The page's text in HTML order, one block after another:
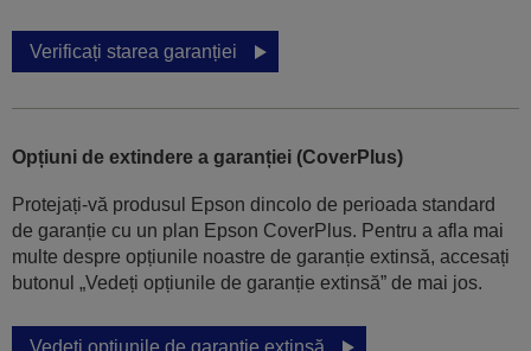
Verificați starea garanției
Opțiuni de extindere a garanției (CoverPlus)
Protejați-vă produsul Epson dincolo de perioada standard
de garanție cu un plan Epson CoverPlus. Pentru a afla mai
multe despre opțiunile noastre de garanție extinsă, accesați
butonul „Vedeți opțiunile de garanție extinsă” de mai jos.